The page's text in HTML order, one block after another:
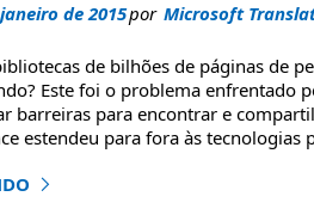
de 2015por Microsoft
de bilhões de páginas de
Este foi o problema enfrentado
barreiras para encontrar e
estendeu para fora às
fornece acesso